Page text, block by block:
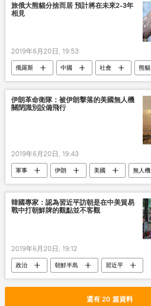
旅俄大熊貓分捨而居 預計將在未來2-3年
相見
2019年6月20日, 19:53
俄羅斯 中國 社會 熊貓
伊朗革命衛隊：被伊朗擊落的美國無人機
關閉識別設備飛行
2019年6月20日, 19:43
軍事 伊朗 美國 無人機
韓國專家：認為習近平訪朝是在中美貿易
戰中打朝鮮牌的觀點並不客觀
2019年6月20日, 19:12
政治 朝鮮半島
習近平
中國
還有 20 篇資料